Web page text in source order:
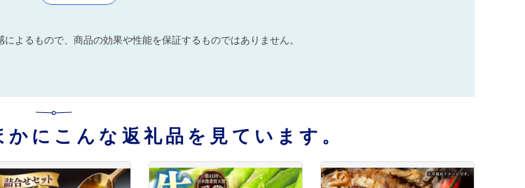
よるもので、商品の効果や性能を保証するものではありません。
にこんな返礼品を見ています。